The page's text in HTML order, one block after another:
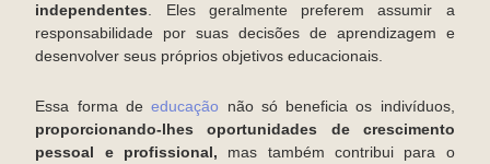
independentes. Eles geralmente preferem assumir a
responsabilidade por suas decisões de aprendizagem e
desenvolver seus próprios objetivos educacionais.
Essa forma deeducação não só beneficia os indivíduos,
proporcionando-lhes oportunidades de crescimento
pessoal e profissional, mas também contribui para o